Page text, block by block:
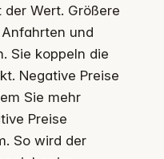
Wert. Größere
und
Sie koppeln die
Negative Preise
Sie mehr
Preise
So wird der